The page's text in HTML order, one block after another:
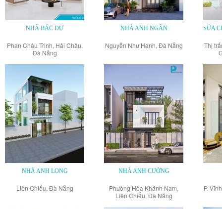
NHÀ BÁC DƯ
Phan Châu Trinh, Hải Châu,
Đà Nẵng
NHÀ ANH NGÂN
Nguyễn Như Hạnh, Đà Nẵng
SỬA
Thị
NHÀ ANH LONG
Liên Chiểu, Đà Nẵng
NHÀ ANH CƯỜNG
Phường Hòa Khánh Nam,
Liên Chiểu, Đà Nẵng
P.